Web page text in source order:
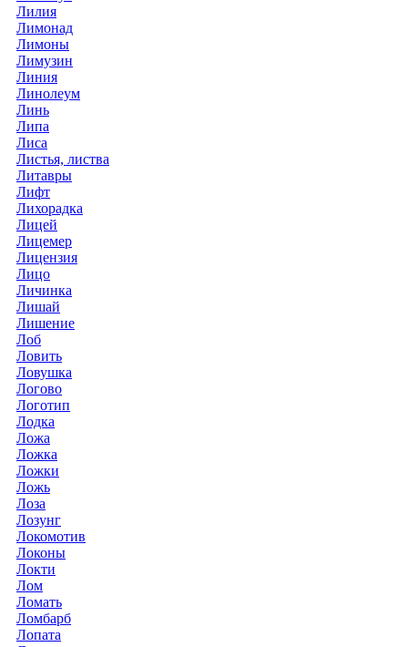
Лилия
Лимонад
Лимоны
Лимузин
Линия
Линолеум
Линь
Липа
Лиса
Листья, листва
Литавры
Лифт
Лихорадка
Лицей
Лицемер
Лицензия
Лицо
Личинка
Лишай
Лишение
Лоб
Ловить
Ловушка
Логово
Логотип
Лодка
Ложа
Ложка
Ложки
Ложь
Лоза
Лозунг
Локомотив
Локоны
Локти
Лом
Ломать
Ломбарб
Лопата